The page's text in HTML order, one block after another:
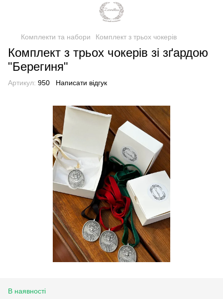
Комплекти та набори Комплект з трьох чокерів
Комплект з трьох чокерів зі зґардою
"Берегиня"
Артикул: 950 Написати відгук
В наявності